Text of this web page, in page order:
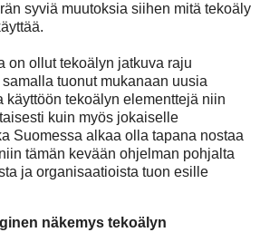
syviä muutoksia siihen mitä tekoäly
on ollut tekoälyn jatkuva raju
tuonut mukanaan uusia
käyttöön tekoälyn elementtejä niin
kuin myös jokaiselle
Suomessa alkaa olla tapana nostaa
tämän kevään ohjelman pohjalta
ja organisaatioista tuon esille
näkemys tekoälyn